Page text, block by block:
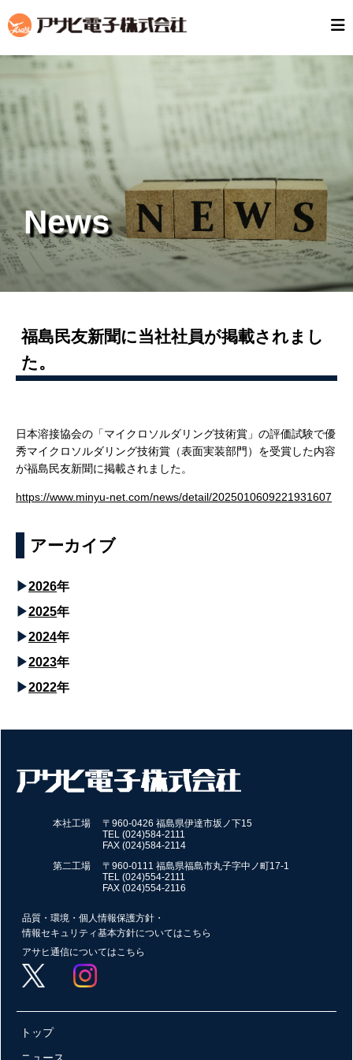
News
アーカイブ
2026年
2025年
2024年
2023年
2022年
福島民友新聞に当社社員が掲載されまし
た。
日本溶接協会の「マイクロソルダリング技術賞」の評価試験で優
秀マイクロソルダリング技術賞（表面実装部門）を受賞した内容
が福島民友新聞に掲載されました。
https://www.minyu-net.com/news/detail/2025010609221931607
本社工場
〒960-0426 福島県伊達市坂ノ下15
TEL (024)584-2111
FAX (024)584-2114
第二工場
〒960-0111 福島県福島市丸子字中ノ町17-1
TEL (024)554-2111
FAX (024)554-2116
品質・環境・個人情報保護方針・
情報セキュリティ基本方針についてはこちら
アサヒ通信についてはこちら
トップ